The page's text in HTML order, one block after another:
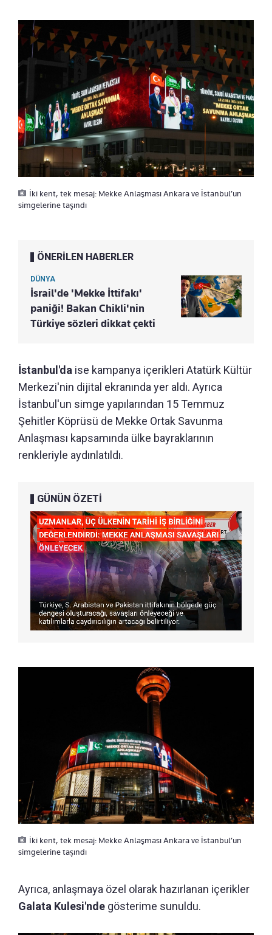
İki kent, tek mesaj: Mekke Anlaşması Ankara ve İstanbul’un
simgelerine taşındı
ÖNERİLEN HABERLER
DÜNYA
İsrail'de 'Mekke İttifakı'
paniği! Bakan Chikli'nin
Türkiye sözleri dikkat çekti
İstanbul'da ise kampanya içerikleri Atatürk Kültür
Merkezi'nin dijital ekranında yer aldı. Ayrıca
İstanbul'un simge yapılarından 15 Temmuz
Şehitler Köprüsü de Mekke Ortak Savunma
Anlaşması kapsamında ülke bayraklarının
renkleriyle aydınlatıldı.
GÜNÜN ÖZETİ
İki kent, tek mesaj: Mekke Anlaşması Ankara ve İstanbul’un
simgelerine taşındı
Ayrıca, anlaşmaya özel olarak hazırlanan içerikler
Galata Kulesi'nde gösterime sunuldu.